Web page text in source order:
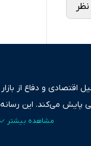
و دفاع از بازار
پایش می‌کند. این رسانه
بازارهای مالی،